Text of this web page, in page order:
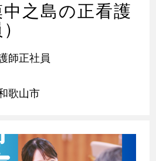
之島の正看護
師正社員
歌山市